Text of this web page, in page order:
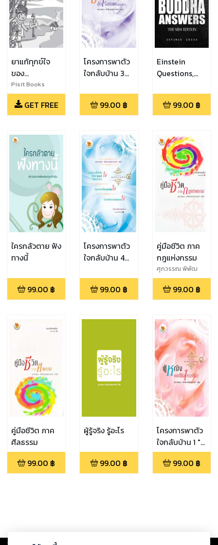
ยาแก้ทุกข์ใจ
ของ
พระพุทธเจ้า
Pisit Books
GET FREE
โครงการพาตัว
ใจกลับบ้าน 3
เพศ (ที่สาม
ด้วย)"99.00 ฿
Einstein
Questions,
Answers (New
Edition)
99.00 ฿
ใครกลัวตาย ฟัง
ทางนี้
99.00 ฿
โครงการพาตัว
ใจกลับบ้าน 4
ฆ่าความทุกข์ใจ
ไม่ดีกว่าหรือ, ทำ
ลุ้มใจ, เริ่มแก้
99.00 ฿
คู่มือชีวิต ภาค
กฎแห่งกรรม
ศุภวรรณ พิพัฒ
พรรณวงศ์ กรีน
99.00 ฿
คู่มือชีวิต ภาค
ศีลธรรม
99.00 ฿
ผู้รู้จริง รู้อะไร
99.00 ฿
โครงการพาตัว
ใจกลับบ้าน 1 "ผู้
หญิงคนนี้คือ
ใครหรือ?"
99.00 ฿
Copyright © 2026